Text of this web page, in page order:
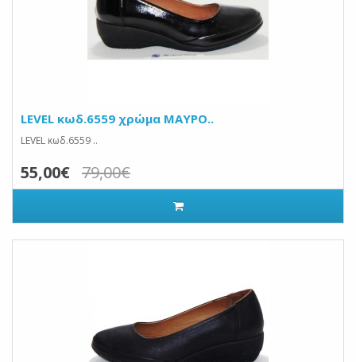
LEVEL κωδ.6559 χρώμα ΜΑΥΡΟ..
LEVEL κωδ.6559 ..
55,00€ 79,00€